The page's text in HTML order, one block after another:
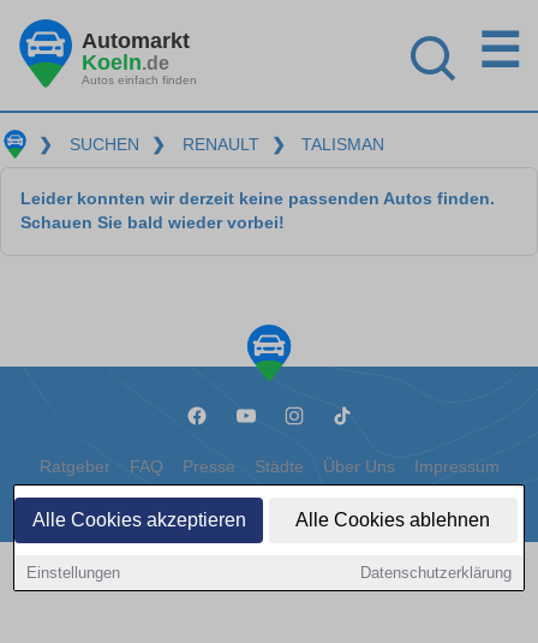
Alle Cookies akzeptieren Alle Cookies ablehnen
Einstellungen Datenschutzerklärung
Automarkt
Koeln.de
Autos einfach finden
☰
❯ SUCHEN ❯ RENAULT ❯ TALISMAN
Leider konnten wir derzeit keine passenden Autos finden.
Schauen Sie bald wieder vorbei!
Ratgeber FAQ Presse Städte Über Uns Impressum
Datenschutz Cookies
Copyright © 2000 - 2026 | 1A Infosysteme GmbH | Content by: 1a-sites-autos